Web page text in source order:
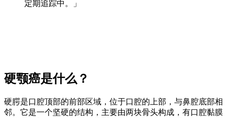
定期追踪中。」
硬颚癌是什么？
硬腭是口腔顶部的前部区域，位于口腔的上部，与鼻腔底部相
邻。它是一个坚硬的结构，主要由两块骨头构成，有口腔黏膜